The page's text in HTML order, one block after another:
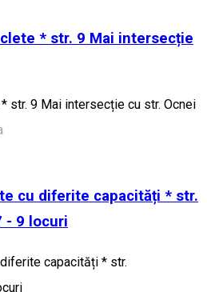
* str. 9 Mai intersecție
str. 9 Mai intersecție cu str. Ocnei
cu diferite capacități * str.
- 9 locuri
capacități * str.